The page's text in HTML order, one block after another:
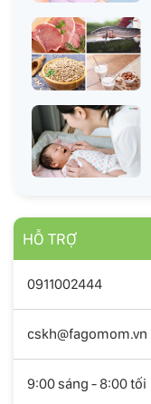
HỖ TRỢ
0911002444
cskh@fagomom.vn
9:00 sáng - 8:00 tối